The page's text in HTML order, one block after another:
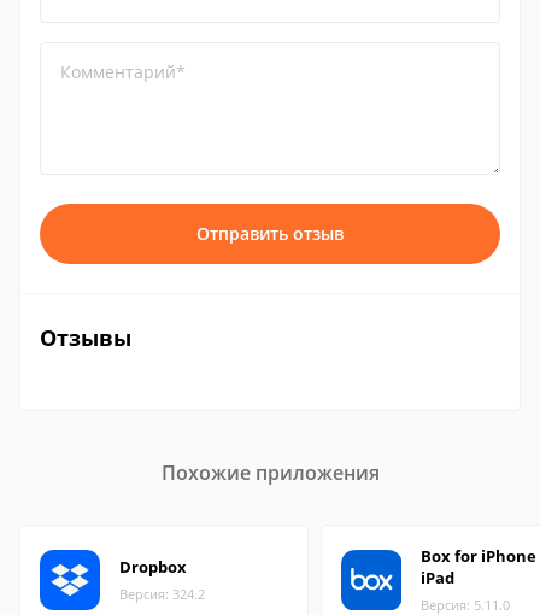
Комментарий*
Отправить отзыв
Отзывы
Похожие приложения
Dropbox
Версия: 324.2
Box for
iPad
Версия: 5.11.0